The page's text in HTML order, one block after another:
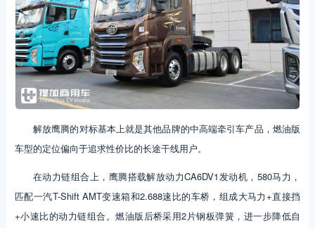
解放鹰腾的对标基本上就是其他品牌的中高端牵引车产品，燃油版
车型的定位偏向于追求性价比的长途干线用户。
在动力链组合上，鹰腾搭载解放动力CA6DV1发动机，580马力，
匹配一汽T-Shift AMT变速箱和2.688速比的车桥，组成大马力+直接挡
+小速比的动力链组合。燃油版后桥采用2片钢板弹簧，进一步降低自